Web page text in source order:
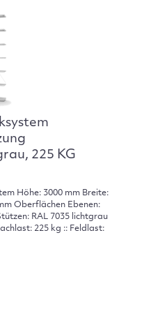
225 KG
Höhe: 3000 mm Breite:
Oberflächen Ebenen:
RAL 7035 lichtgrau
225 kg :: Feldlast: